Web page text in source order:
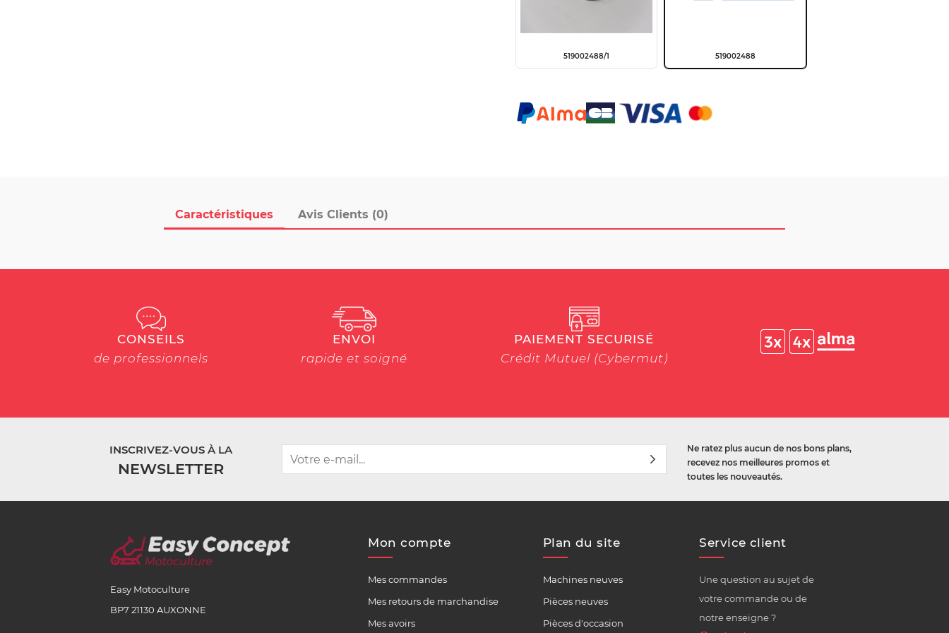
Caractéristiques Avis Clients (0)
519002488/1 519002488
CONSEILS
de professionnels
ENVOI
rapide et soigné
PAIEMENT SECURISÉ
Crédit Mutuel (Cybermut)
INSCRIVEZ-VOUS À LA
NEWSLETTER
Ne ratez plus aucun de nos bons plans,
recevez nos meilleures promos et
toutes les nouveautés.
Easy Motoculture
BP7 21130 AUXONNE
Mon compte
Mes commandes
Mes retours de marchandise
Mes avoirs
Plan du site
Machines neuves
Pièces neuves
Pièces d'occasion
Service client
Une question au sujet de
votre commande ou de
notre enseigne ?